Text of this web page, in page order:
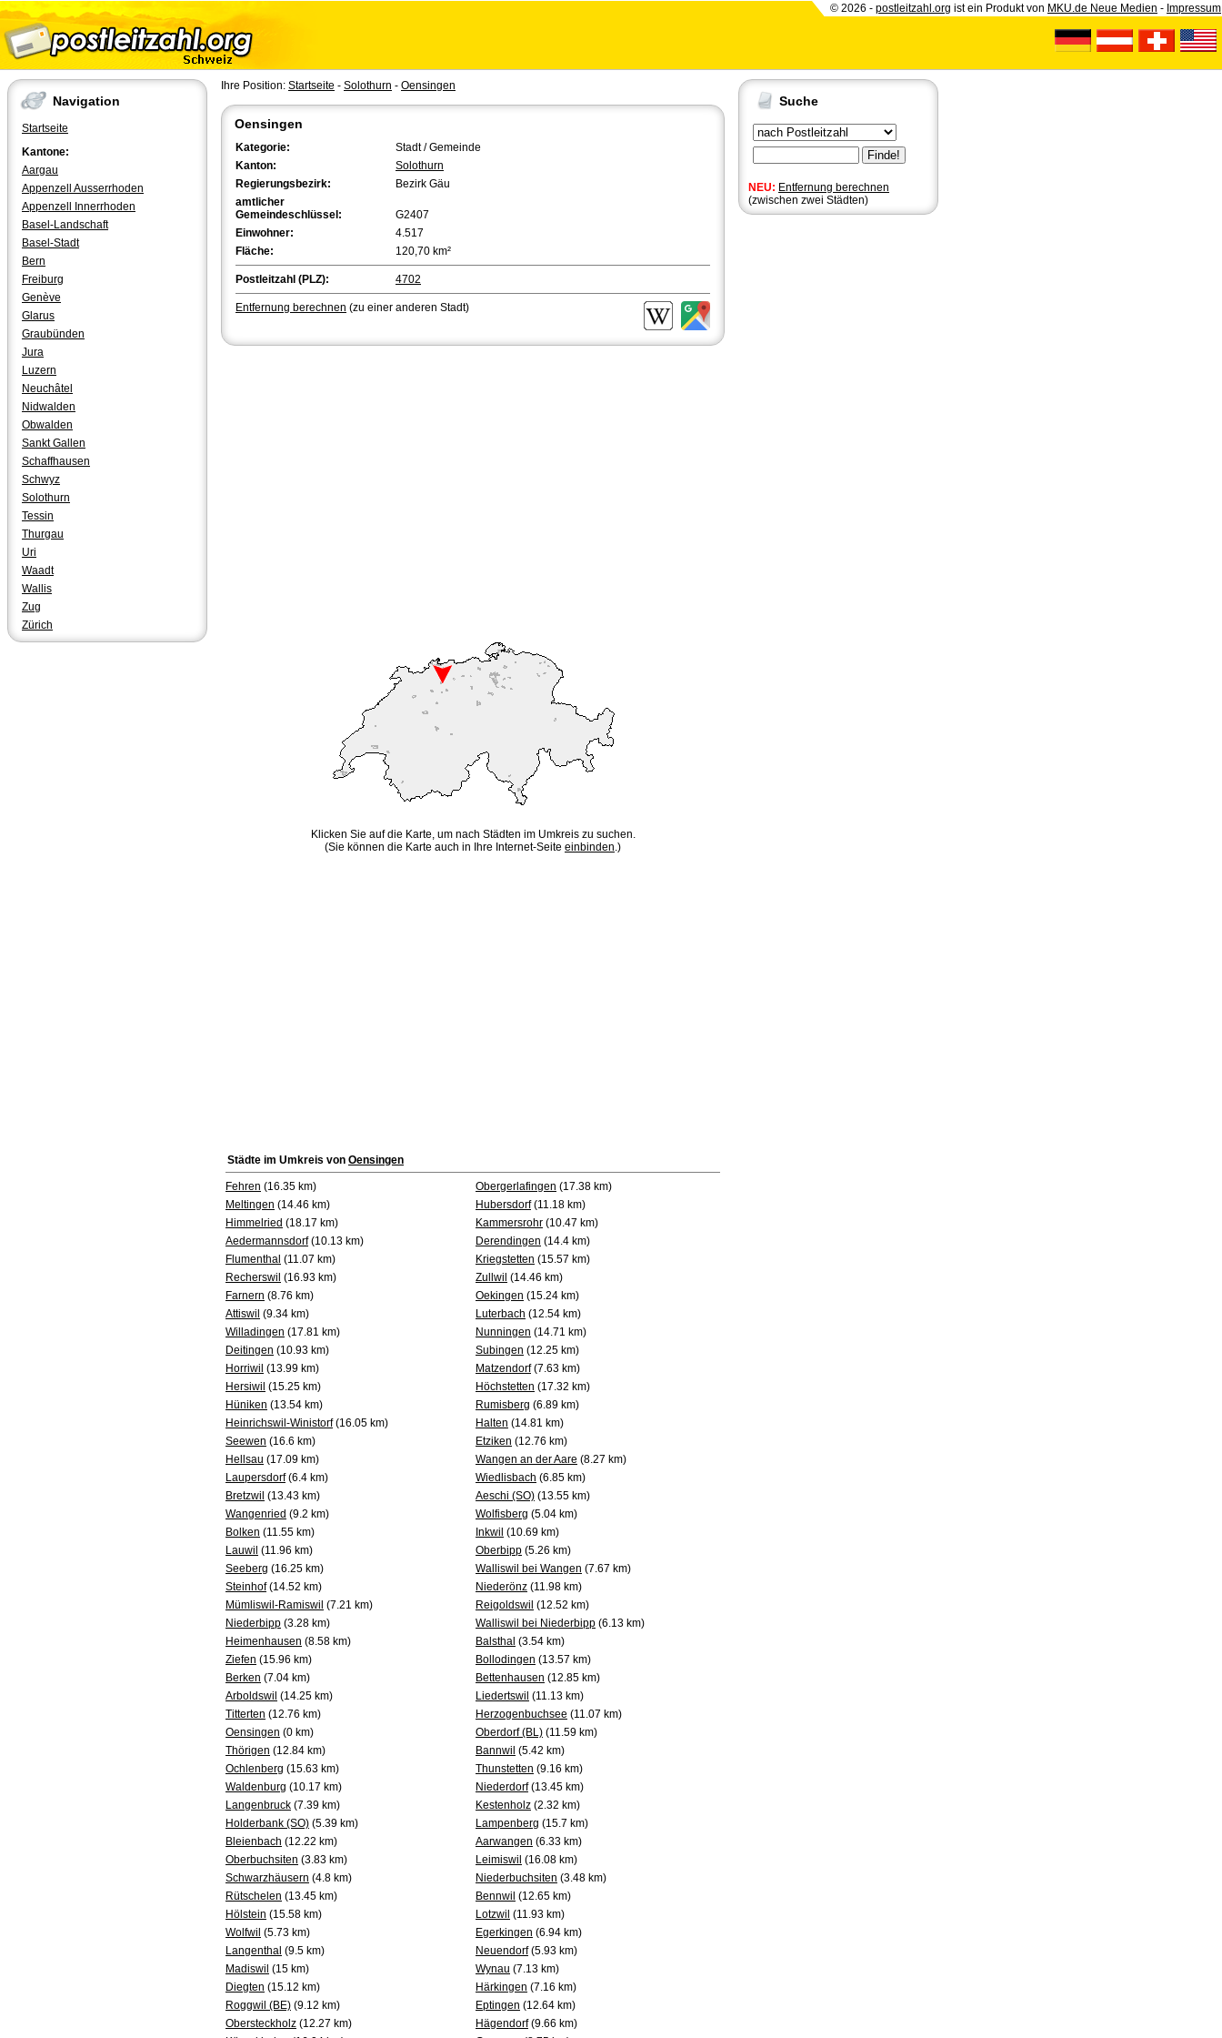
© 2026 - postleitzahl.org ist ein Produkt von MKU.de Neue Medien - Impressum
Navigation
Startseite
Kantone:
Aargau
Appenzell Ausserrhoden
Appenzell Innerrhoden
Basel-Landschaft
Basel-Stadt
Bern
Freiburg
Genève
Glarus
Graubünden
Jura
Luzern
Neuchâtel
Nidwalden
Obwalden
Sankt Gallen
Schaffhausen
Schwyz
Solothurn
Tessin
Thurgau
Uri
Waadt
Wallis
Zug
Zürich
Suche
NEU: Entfernung berechnen
(zwischen zwei Städten)
Ihre Position: Startseite - Solothurn - Oensingen
Oensingen
Kategorie:
Stadt / Gemeinde
Kanton:
Solothurn
Regierungsbezirk:
Bezirk Gäu
amtlicher
Gemeindeschlüssel:
G2407
Einwohner:
4.517
Fläche:
120,70 km²
Postleitzahl (PLZ): 4702
Entfernung berechnen (zu einer anderen Stadt)
Klicken Sie auf die Karte, um nach Städten im Umkreis zu suchen.
(Sie können die Karte auch in Ihre Internet-Seite einbinden.)
Städte im Umkreis von Oensingen
Fehren (16.35 km) Obergerlafingen (17.38 km)
Meltingen (14.46 km) Hubersdorf(11.18 km)
Himmelried (18.17 km) Kammersrohr (10.47 km)
Aedermannsdorf(10.13 km) Derendingen (14.4 km)
Flumenthal (11.07 km) Kriegstetten (15.57 km)
Recherswil (16.93 km) Zullwil (14.46 km)
Farnern (8.76 km) Oekingen (15.24 km)
Attiswil (9.34 km) Luterbach (12.54 km)
Willadingen (17.81 km) Nunningen (14.71 km)
Deitingen (10.93 km) Subingen (12.25 km)
Horriwil (13.99 km) Matzendorf(7.63 km)
Hersiwil (15.25 km) Höchstetten (17.32 km)
Hüniken (13.54 km) Rumisberg (6.89 km)
Heinrichswil-Winistorf(16.05 km) Halten (14.81 km)
Seewen (16.6 km) Etziken (12.76 km)
Hellsau (17.09 km) Wangen an der Aare (8.27 km)
Laupersdorf(6.4 km) Wiedlisbach (6.85 km)
Bretzwil (13.43 km) Aeschi (SO) (13.55 km)
Wangenried (9.2 km) Wolfisberg (5.04 km)
Bolken (11.55 km) Inkwil (10.69 km)
Lauwil (11.96 km) Oberbipp (5.26 km)
Seeberg (16.25 km) Walliswil bei Wangen (7.67 km)
Steinhof(14.52 km) Niederönz (11.98 km)
Mümliswil-Ramiswil (7.21 km) Reigoldswil (12.52 km)
Niederbipp (3.28 km) Walliswil bei Niederbipp (6.13 km)
Heimenhausen (8.58 km) Balsthal (3.54 km)
Ziefen (15.96 km) Bollodingen (13.57 km)
Berken (7.04 km) Bettenhausen (12.85 km)
Arboldswil (14.25 km) Liedertswil (11.13 km)
Titterten (12.76 km) Herzogenbuchsee (11.07 km)
Oensingen (0 km) Oberdorf (BL) (11.59 km)
Thörigen (12.84 km) Bannwil (5.42 km)
Ochlenberg (15.63 km) Thunstetten (9.16 km)
Waldenburg (10.17 km) Niederdorf(13.45 km)
Langenbruck (7.39 km) Kestenholz (2.32 km)
Holderbank (SO) (5.39 km) Lampenberg (15.7 km)
Bleienbach (12.22 km) Aarwangen (6.33 km)
Oberbuchsiten (3.83 km) Leimiswil (16.08 km)
Schwarzhäusern (4.8 km) Niederbuchsiten (3.48 km)
Rütschelen (13.45 km) Bennwil (12.65 km)
Hölstein (15.58 km) Lotzwil (11.93 km)
Wolfwil (5.73 km) Egerkingen (6.94 km)
Langenthal (9.5 km) Neuendorf(5.93 km)
Madiswil (15 km) Wynau (7.13 km)
Diegten (15.12 km) Härkingen (7.16 km)
Roggwil (BE) (9.12 km) Eptingen (12.64 km)
Obersteckholz (12.27 km) Hägendorf(9.66 km)